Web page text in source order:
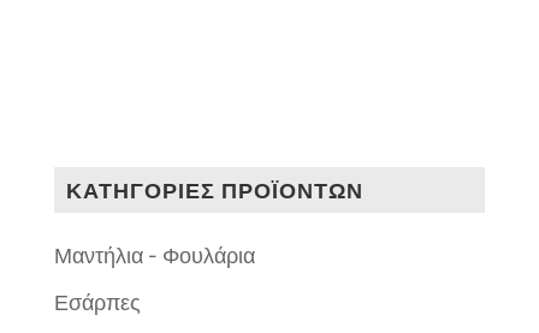
ΚΑΤΗΓΟΡΙΕΣ ΠΡΟΪΟΝΤΩΝ
Μαντήλια - Φουλάρια
Εσάρπες